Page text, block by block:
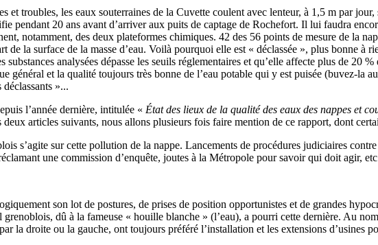
et troubles, les eaux souterraines de la Cuvette coulent avec lenteur, à 1,5 m par
pendant 20 ans avant d’arriver aux puits de captage de Rochefort. Il lui faudra
notamment, des deux plateformes chimiques. 42 des 56 points de mesure de la
la surface de la masse d’eau. Voilà pourquoi elle est « déclassée », plus bonne à
analysées dépasse les seuils réglementaires et qu’elle affecte plus de 20
général et la qualité toujours très bonne de l’eau potable qui y est puisée (buvez-la
déclassants »...
l’année dernière, intitulée « État des lieux de la qualité des eaux des nappes et
articles suivants, nous allons plusieurs fois faire mention de ce rapport, dont
s’agite sur cette pollution de la nappe. Lancements de procédures judiciaires
une commission d’enquête, joutes à la Métropole pour savoir qui doit agir,
son lot de postures, de prises de position opportunistes et de grandes
dû à la fameuse « houille blanche » (l’eau), a pourri cette dernière. Au
la droite ou la gauche, ont toujours préféré l’installation et les extensions d’usines